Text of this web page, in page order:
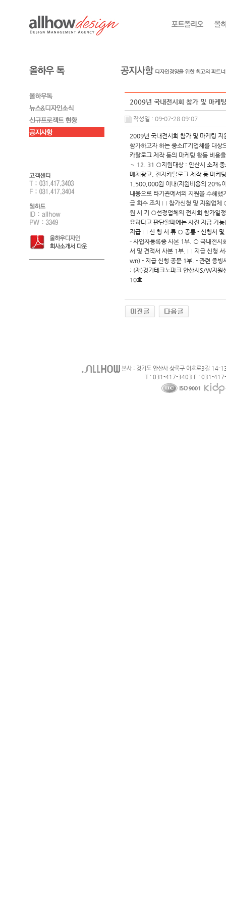
2009년 국내전시회 참가 및 마케
작성일 : 09-07-28 09:07
2009년 국내전시회 참가 및 마케팅
참가하고자 하는 중소IT기업체를 대
카탈로그 제작 등의 마케팅 활동 비
～ 12. 31 ○지원대상 : 안산시 소재
매체광고, 전자카탈로그 제작 등 마케
1,500,000원 이내(지원비용의 20%
내용으로 타기관에서의 지원을 수혜
금 회수 조치 □ 참가신청 및 지원업
원 시 기 ○선정업체의 전시회 참가일
요하다고 판단될때에는 사전 지급 가
지급 □ 신 청 서 류 ○ 공통 - 신청서
- 사업자등록증 사본 1부. ○ 국내전시
서 및 견적서 사본 1부. □ 지급 신청
wn) - 지급 신청 공문 1부. - 관련 증
: (재)경기테크노파크 안산시S/W지
10호
본사 : 경기도 안산사 상록구 이호로3길 14-
T : 031-417-3403 F : 031-